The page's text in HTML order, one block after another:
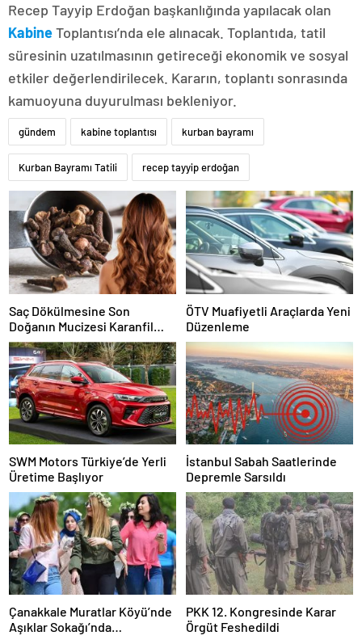
Recep Tayyip Erdoğan başkanlığında yapılacak olan
KabineToplantısı’nda ele alınacak. Toplantıda, tatil
süresinin uzatılmasının getireceği ekonomik ve sosyal
etkiler değerlendirilecek. Kararın, toplantı sonrasında
kamuoyuna duyurulması bekleniyor.
gündem kabine toplantısı kurban bayramı
Kurban Bayramı Tatili recep tayyip erdoğan
Saç Dökülmesine Son
Doğanın Mucizesi Karanfil
Kürü
ÖTV Muafiyetli Araçlarda Yeni
Düzenleme
SWM Motors Türkiye’de Yerli
Üretime Başlıyor
İstanbul Sabah Saatlerinde
Depremle Sarsıldı
Çanakkale Muratlar Köyü’nde
Aşıklar Sokağı’nda
PKK 12. Kongresinde Karar
Örgüt Feshedildi